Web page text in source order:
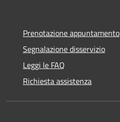
Prenotazione appuntamento
Segnalazione disservizio
Leggi le FAQ
Richiesta assistenza